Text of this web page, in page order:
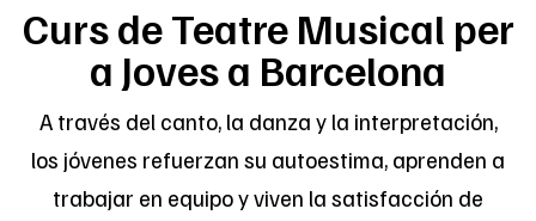
Curs de Teatre Musical per
a Joves a Barcelona
A través del canto, la danza y la interpretación,
los jóvenes refuerzan su autoestima, aprenden a
trabajar en equipo y viven la satisfacción de